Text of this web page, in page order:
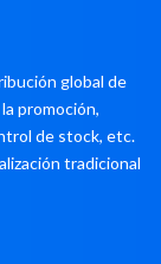
global de
promoción,
de stock, etc.
tradicional